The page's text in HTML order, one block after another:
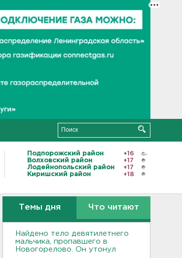
Подпорожский район
+16
Волховский район
+17
Лодейнопольский район
+17
Киришский район
+18
Темы дня Что читают
Найдено тело девятилетнего
мальчика, пропавшего в
Новогорелово. Он утонул